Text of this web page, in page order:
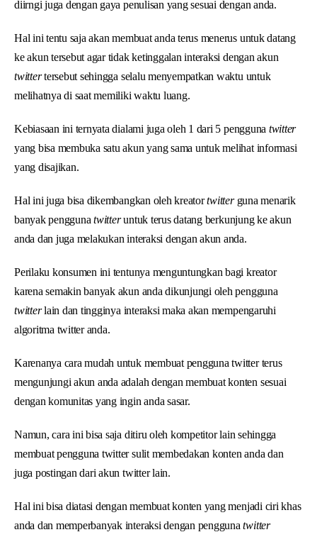
diirngi juga dengan gaya penulisan yang sesuai dengan anda.
Hal ini tentu saja akan membuat anda terus menerus untuk datang
ke akun tersebut agar tidak ketinggalan interaksi dengan akun
twittertersebut sehingga selalu menyempatkan waktu untuk
melihatnya di saat memiliki waktu luang.
Kebiasaan ini ternyata dialami juga oleh 1 dari 5 pengguna twitter
yang bisa membuka satu akun yang sama untuk melihat informasi
yang disajikan.
Hal ini juga bisa dikembangkan oleh kreatortwitterguna menarik
banyak pengguna twitteruntuk terus datang berkunjung ke akun
anda dan juga melakukan interaksi dengan akun anda.
Perilaku konsumen ini tentunya menguntungkan bagi kreator
karena semakin banyak akun anda dikunjungi oleh pengguna
twitterlain dan tingginya interaksi maka akan mempengaruhi
algoritma twitter anda.
Karenanya cara mudah untuk membuat pengguna twitter terus
mengunjungi akun anda adalah dengan membuat konten sesuai
dengan komunitas yang ingin anda sasar.
Namun, cara ini bisa saja ditiru oleh kompetitor lain sehingga
membuat pengguna twitter sulit membedakan konten anda dan
juga postingan dari akun twitter lain.
Hal ini bisa diatasi dengan membuat konten yang menjadi ciri khas
anda dan memperbanyak interaksi dengan penggunatwitter